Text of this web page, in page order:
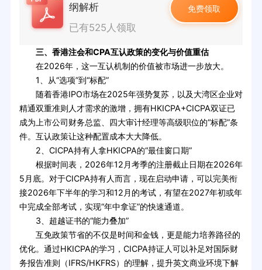
纲解析
已有525人领取
免费领取
三、香港注会和CPA互认政策的变化与价值重估
在2026年，这一互认机制的价值被市场进一步放大。
1、从“选项”到“标配”
随着香港IPO市场在2025年强势复苏，以及大湾区企业对
精通双重准则人才需求的激增，拥有HKICPA+CICPA双证已
成为上市公司财务总监、四大审计经理等高级职位的“标配”条
件。互认政策让这种配置成本大大降低。
2、CICPA持有人拿HKICPA的“最佳窗口期”
根据时间表，2026年12月考季的注册截止日期在2026年
5月底。对于CICPA持有人而言，现在启动申请，可以完美衔
接2026年下半年的学习和12月的考试，有望在2027年初或年
中完成全部考试，实现“年中拿证”的快速通道。
3、超越证书的“能力叠加”
互免政策节省的不仅是时间和金钱，更是能力培养路径的
优化。通过HKICPA的学习，CICPA持证人可以补足对国际财
务报告准则（IFRS/HKFRS）的理解，提升英文商业环境下解